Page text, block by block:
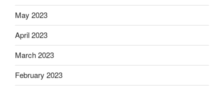
May 2023
April 2023
March 2023
February 2023